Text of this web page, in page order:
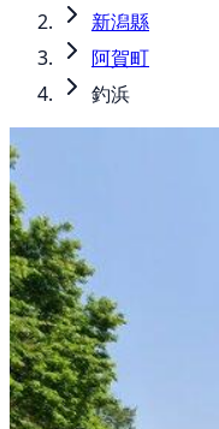
新潟縣
阿賀町
釣浜